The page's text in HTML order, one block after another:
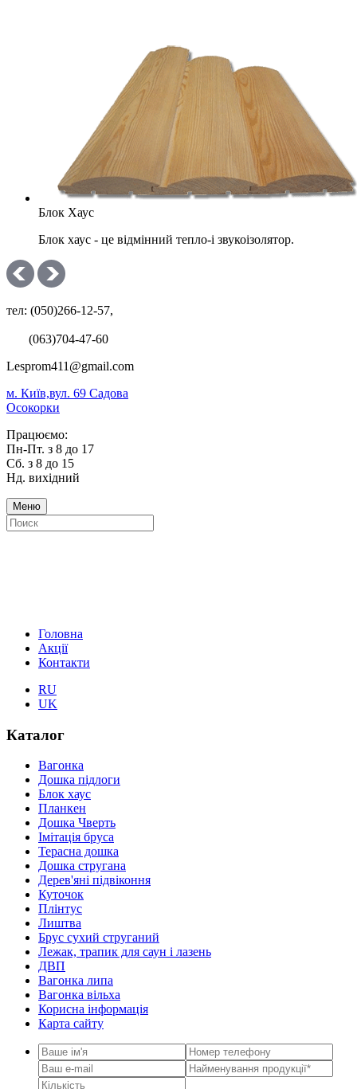
Блок Хаус
Блок хаус - це відмінний тепло-і звукоізолятор.
тел: (050)266-12-57,
(063)704-47-60
Lesprom411@gmail.com
м. Київ,вул. 69 Садова
Осокорки
Працюємо:
Пн-Пт. з 8 до 17
Сб. з 8 до 15
Нд. вихідний
Меню
Головна
Акції
Контакти
RU
UK
Каталог
Вагонка
Дошка підлоги
Блок хаус
Планкен
Дошка Чверть
Iмітація бруса
Терасна дошка
Дошка стругана
Дерев'яні підвіконня
Куточок
Плінтус
Лиштва
Брус сухий струганий
Лежак, трапик для саун і лазень
ДВП
Вагонка липа
Вагонка вільха
Корисна інформація
Карта сайту